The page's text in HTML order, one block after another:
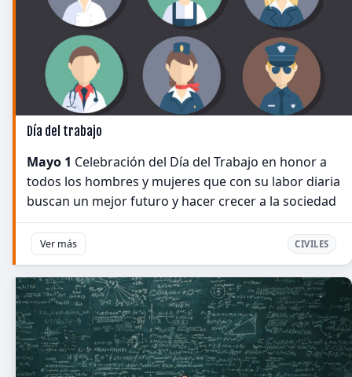
Día del trabajo
Mayo 1 Celebración del Día del Trabajo en honor a
todos los hombres y mujeres que con su labor diaria
buscan un mejor futuro y hacer crecer a la sociedad
Ver más CIVILES